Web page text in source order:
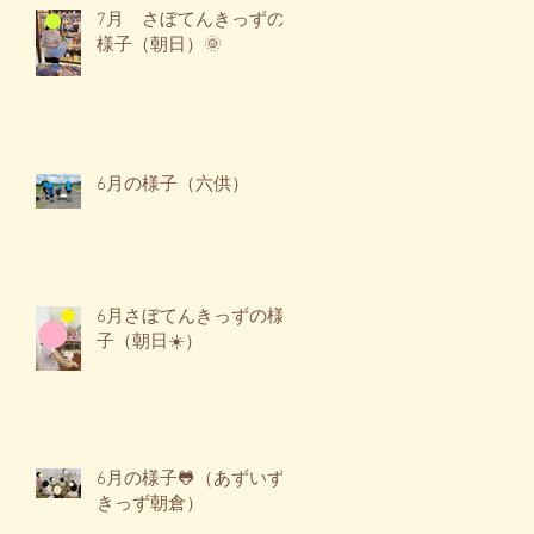
7月 さぼてんきっずの
様子（朝日）🌞
6月の様子（六供）
6月さぼてんきっずの様
子（朝日☀️）
6月の様子🐸（あずいず
きっず朝倉）